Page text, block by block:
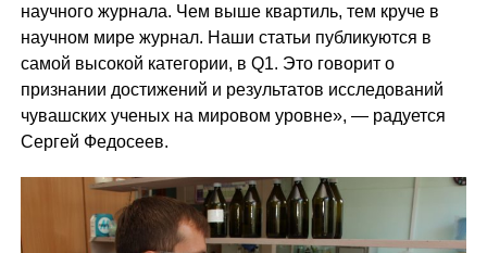
научного журнала. Чем выше квартиль, тем круче в
научном мире журнал. Наши статьи публикуются в
самой высокой категории, в Q1. Это говорит о
признании достижений и результатов исследований
чувашских ученых на мировом уровне», — радуется
Сергей Федосеев.